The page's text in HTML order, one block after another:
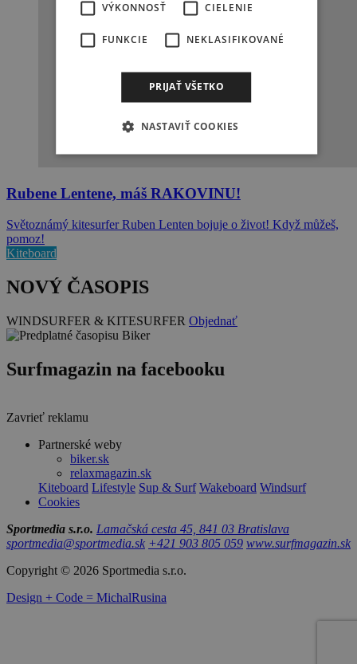
Rubene Lentene, máš RAKOVINU!
Světoznámý kitesurfer Ruben Lenten bojuje o život! Když můžeš,
pomoz!
Kiteboard
NOVÝ ČASOPIS
WINDSURFER & KITESURFER Objednať
Surfmagazin na facebooku
Zavrieť reklamu
Partnerské weby
biker.sk
relaxmagazin.sk
Kiteboard Lifestyle Sup & Surf Wakeboard Windsurf
Cookies
Sportmedia s.r.o. Lamačská cesta 45, 841 03 Bratislava
sportmedia@sportmedia.sk +421 903 805 059 www.surfmagazin.sk
Copyright © 2026 Sportmedia s.r.o.
Design + Code = MichalRusina
VÝKONNOSŤ CIELENIE
FUNKCIE NEKLASIFIKOVANÉ
PRIJAŤ VŠETKO
NASTAVIŤ COOKIES